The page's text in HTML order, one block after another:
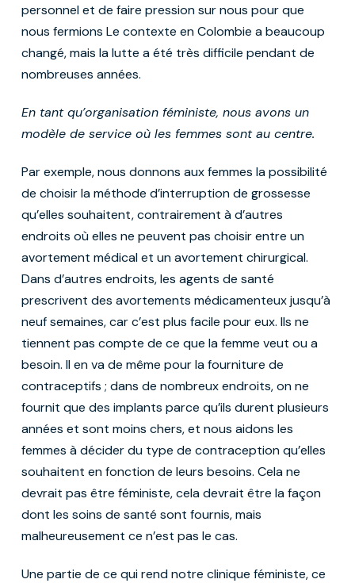
personnel et de faire pression sur nous pour que
nous fermions Le contexte en Colombie a beaucoup
changé, mais la lutte a été très difficile pendant de
nombreuses années.
En tant qu’organisation féministe, nous avons un
modèle de service où les femmes sont au centre.
Par exemple, nous donnons aux femmes la possibilité
de choisir la méthode d’interruption de grossesse
qu’elles souhaitent, contrairement à d’autres
endroits où elles ne peuvent pas choisir entre un
avortement médical et un avortement chirurgical.
Dans d’autres endroits, les agents de santé
prescrivent des avortements médicamenteux jusqu’à
neuf semaines, car c’est plus facile pour eux. Ils ne
tiennent pas compte de ce que la femme veut ou a
besoin. Il en va de même pour la fourniture de
contraceptifs ; dans de nombreux endroits, on ne
fournit que des implants parce qu’ils durent plusieurs
années et sont moins chers, et nous aidons les
femmes à décider du type de contraception qu’elles
souhaitent en fonction de leurs besoins. Cela ne
devrait pas être féministe, cela devrait être la façon
dont les soins de santé sont fournis, mais
malheureusement ce n’est pas le cas.
Une partie de ce qui rend notre clinique féministe, ce